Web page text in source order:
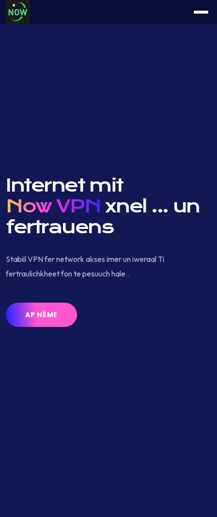
Internet mit
Now VPN xnel ... un
fertrauens
Stabiil VPN fer network akses imer un iweraal Ti
fertraulichkheet fon te pesuuch hale .
AP NËME